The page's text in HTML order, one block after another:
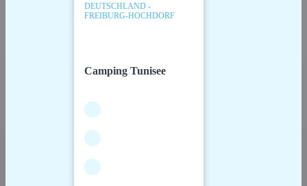
DEUTSCHLAND -
FREIBURG-HOCHDORF
Camping Tunisee